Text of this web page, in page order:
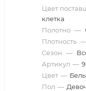
Цвет
клетка
Полотно —
Плотность
Сезон —
Артикул —
Цвет —
Пол —